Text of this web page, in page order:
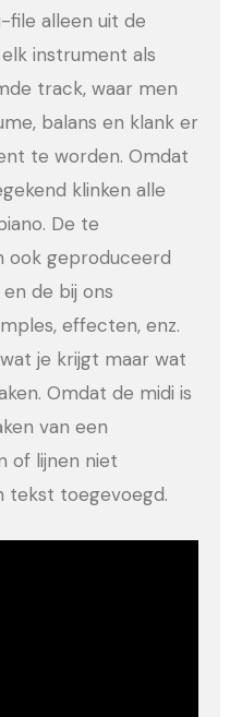
file alleen uit de
instrument als
track, waar men
balans en klank er
te worden. Omdat
klinken alle
De te
ook geproduceerd
de bij ons
effecten, enz.
je krijgt maar wat
Omdat de midi is
van een
of lijnen niet
tekst toegevoegd.